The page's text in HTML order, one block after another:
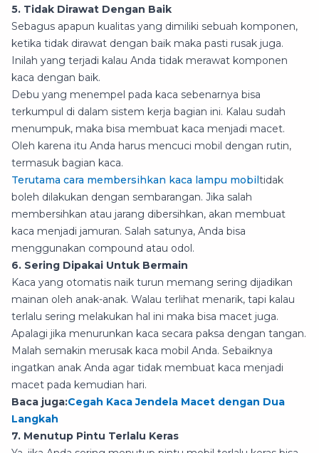
5. Tidak Dirawat Dengan Baik
Sebagus apapun kualitas yang dimiliki sebuah komponen,
ketika tidak dirawat dengan baik maka pasti rusak juga.
Inilah yang terjadi kalau Anda tidak merawat komponen
kaca dengan baik.
Debu yang menempel pada kaca sebenarnya bisa
terkumpul di dalam sistem kerja bagian ini. Kalau sudah
menumpuk, maka bisa membuat kaca menjadi macet.
Oleh karena itu Anda harus mencuci mobil dengan rutin,
termasuk bagian kaca.
Terutama cara membersihkan kaca lampu mobil tidak
boleh dilakukan dengan sembarangan. Jika salah
membersihkan atau jarang dibersihkan, akan membuat
kaca menjadi jamuran. Salah satunya, Anda bisa
menggunakan compound atau odol.
6. Sering Dipakai Untuk Bermain
Kaca yang otomatis naik turun memang sering dijadikan
mainan oleh anak-anak. Walau terlihat menarik, tapi kalau
terlalu sering melakukan hal ini maka bisa macet juga.
Apalagi jika menurunkan kaca secara paksa dengan tangan.
Malah semakin merusak kaca mobil Anda. Sebaiknya
ingatkan anak Anda agar tidak membuat kaca menjadi
macet pada kemudian hari.
Baca juga:Cegah Kaca Jendela Macet dengan Dua
Langkah
7. Menutup Pintu Terlalu Keras